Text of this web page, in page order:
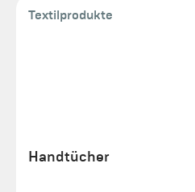
Textilprodukte
Handtücher